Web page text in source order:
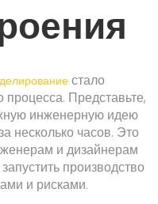
стало
Представьте,
инженерную идею
несколько часов. Это
и дизайнерам
производство
и рисками.